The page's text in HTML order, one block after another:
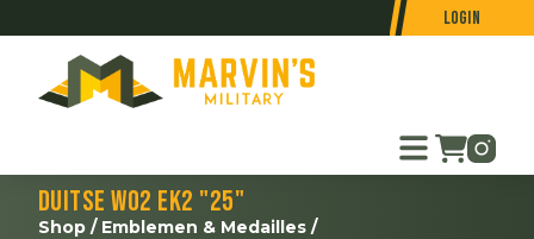
Login
Duitse WO2 EK2 "25"
Shop / Emblemen & Medailles /